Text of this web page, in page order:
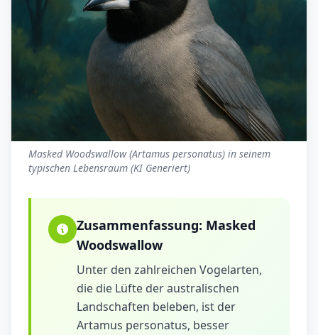
Masked Woodswallow (Artamus personatus) in seinem
typischen Lebensraum (KI Generiert)
Zusammenfassung: Masked
Woodswallow
Unter den zahlreichen Vogelarten,
die die Lüfte der australischen
Landschaften beleben, ist der
Artamus personatus, besser